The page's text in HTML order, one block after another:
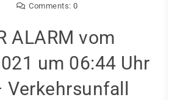
Comments: 0
ALARM vom
um 06:44 Uhr
Verkehrsunfall